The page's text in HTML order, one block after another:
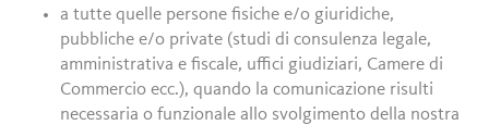
a tutte quelle persone fisiche e/o giuridiche,
pubbliche e/o private (studi di consulenza legale,
amministrativa e fiscale, uffici giudiziari, Camere di
Commercio ecc.), quando la comunicazione risulti
necessaria o funzionale allo svolgimento della nostra